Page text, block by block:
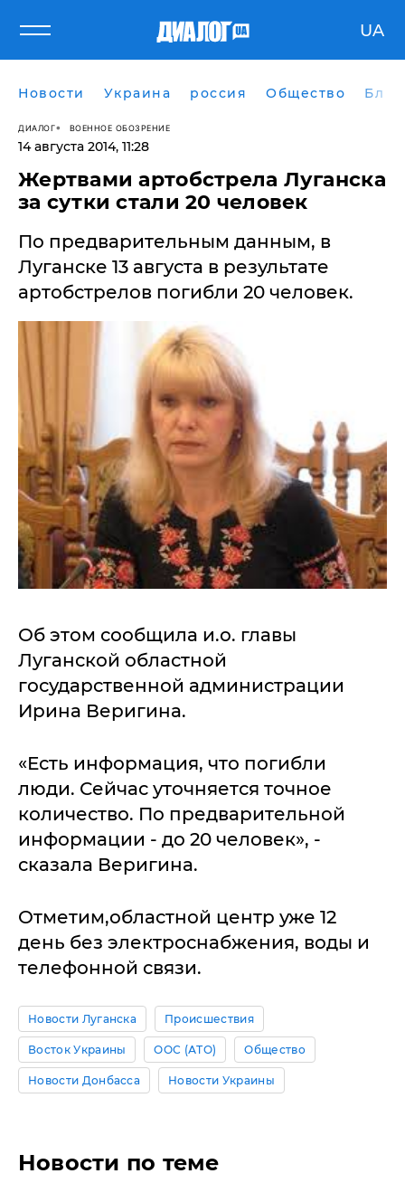
UA
Новости Украина россия Общество
ДИАЛОГ ВОЕННОЕ ОБОЗРЕНИЕ
14 августа 2014, 11:28
​Жертвами артобстрела Луганска
за сутки стали 20 человек
По предварительным данным, в
Луганске 13 августа в результате
артобстрелов погибли 20 человек.
Об этом сообщила и.о. главы
Луганской областной
государственной администрации
Ирина Веригина.
«Есть информация, что погибли
люди. Сейчас уточняется точное
количество. По предварительной
информации - до 20 человек», -
сказала Веригина.
Отметим,областной центр уже 12
день без электроснабжения, воды и
телефонной связи.
Новости Луганска Происшествия
Восток Украины ООС (АТО) Общество
Новости Донбасса Новости Украины
Новости по теме